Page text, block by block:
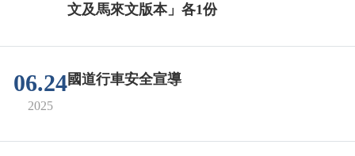
文及馬來文版本」各1份
06.24
2025
國道行車安全宣導